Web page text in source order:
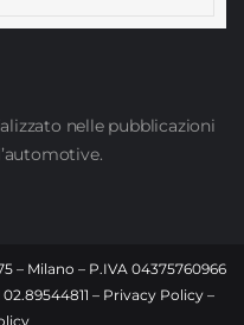
nelle pubblicazioni
– Milano – P.IVA 04375760966
– Privacy Policy–